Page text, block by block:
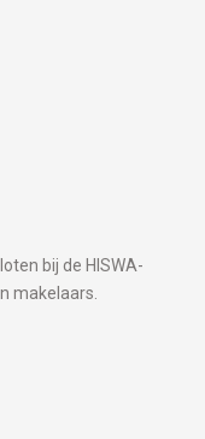
bij de HISWA-
makelaars.